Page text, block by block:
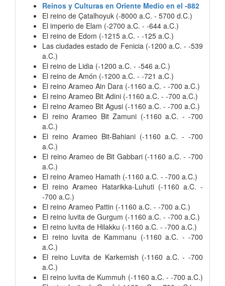
Reinos y Culturas en Oriente Medio en el -882
El reino de Çatalhoyuk (-8000 a.C. - 5700 d.C.)
El imperio de Elam (-2700 a.C. - -644 a.C.)
El reino de Edom (-1215 a.C. - -125 a.C.)
Las ciudades estado de Fenicia (-1200 a.C. - -539
a.C.)
El reino de Lidia (-1200 a.C. - -546 a.C.)
El reino de Amón (-1200 a.C. - -721 a.C.)
El reino Arameo Ain Dara (-1160 a.C. - -700 a.C.)
El reino Arameo Bit Adini (-1160 a.C. - -700 a.C.)
El reino Arameo Bit Agusi (-1160 a.C. - -700 a.C.)
El reino Arameo Bit Zamuni (-1160 a.C. - -700
a.C.)
El reino Arameo Bit-Bahiani (-1160 a.C. - -700
a.C.)
El reino Arameo de Bit Gabbari (-1160 a.C. - -700
a.C.)
El reino Arameo Hamath (-1160 a.C. - -700 a.C.)
El reino Arameo Hatarikka-Luhuti (-1160 a.C. -
-700 a.C.)
El reino Arameo Pattin (-1160 a.C. - -700 a.C.)
El reino luvita de Gurgum (-1160 a.C. - -700 a.C.)
El reino luvita de Hilakku (-1160 a.C. - -700 a.C.)
El reino luvita de Kammanu (-1160 a.C. - -700
a.C.)
El reino Luvita de Karkemish (-1160 a.C. - -700
a.C.)
El reino luvita de Kummuh (-1160 a.C. - -700 a.C.)